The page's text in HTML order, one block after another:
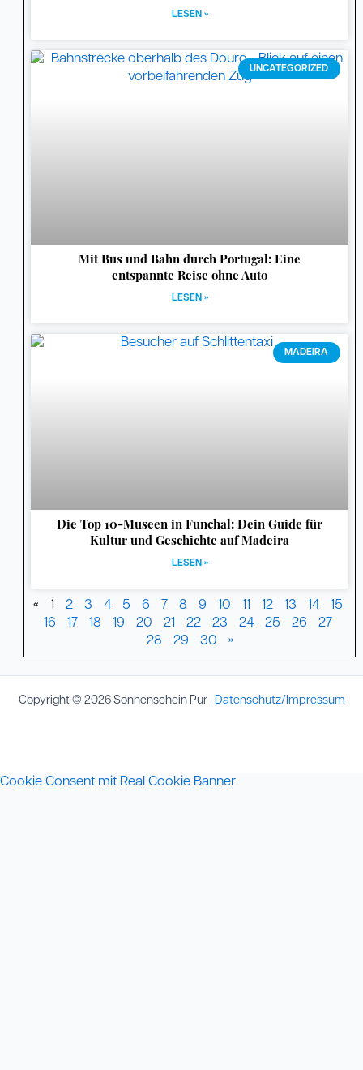
LESEN »
UNCATEGORIZED
Mit Bus und Bahn durch Portugal: Eine
entspannte Reise ohne Auto
LESEN »
MADEIRA
Die Top 10-Museen in Funchal: Dein Guide für
Kultur und Geschichte auf Madeira
LESEN »
« 1 2 3 4 5 6 7 8 9 10 11 12 13 14 15
16 17 18 19 20 21 22 23 24 25 26 27
28 29 30 »
Copyright © 2026 Sonnenschein Pur | Datenschutz/Impressum
Cookie Consent mit Real Cookie Banner